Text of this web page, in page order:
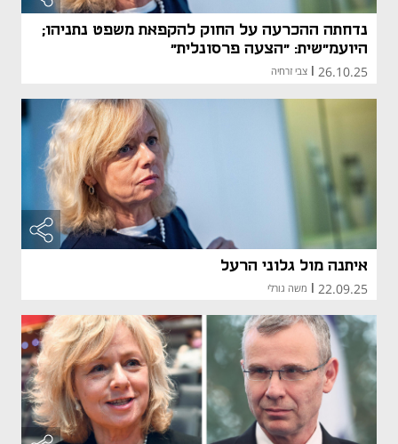
נדחתה ההכרעה על החוק להקפאת משפט נתניהו;
היועמ"שית: "הצעה פרסונלית"
26.10.25 צבי זרחיה
איתנה מול גלוני הרעל
22.09.25 משה גורלי